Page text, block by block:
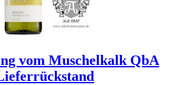
vom Muschelkalk QbA